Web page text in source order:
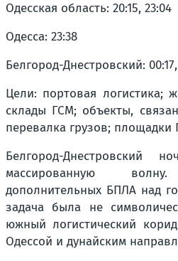
Одесская область: 20:15, 23:04
Одесса: 23:38
Белгород-Днестровский:
Цели: портовая логистика;
склады ГСМ; объекты,
перевалка грузов; площадки
Белгород-Днестровский
массированную
дополнительных БПЛА над
задача была не
южный логистический
Одессой и дунайским